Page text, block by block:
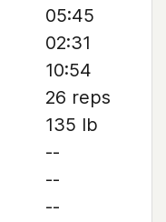
05:45
02:31
10:54
26 reps
135 lb
--
--
--